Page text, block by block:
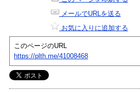
メールでURLを送る
お気に入りに追加する
このページのURL
https://plth.me/41008468